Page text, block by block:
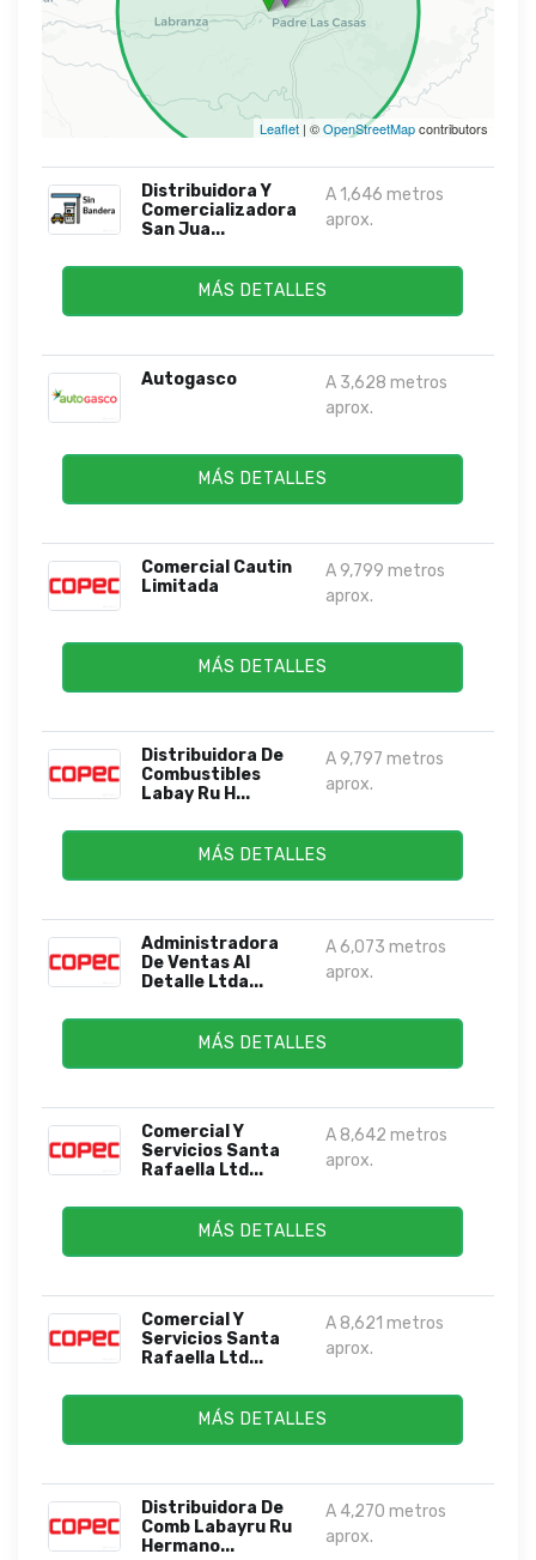
Leaflet | ©OpenStreetMapcontributors
Distribuidora Y
Comercializadora
San Jua...
A 1,646 metros
aprox.
MÁS DETALLES
Autogasco
A 3,628 metros
aprox.
MÁS DETALLES
Comercial Cautin
Limitada
A 9,799 metros
aprox.
MÁS DETALLES
Distribuidora De
Combustibles
Labay Ru H...
A 9,797 metros
aprox.
MÁS DETALLES
Administradora
De Ventas Al
Detalle Ltda...
A 6,073 metros
aprox.
MÁS DETALLES
Comercial Y
Servicios Santa
Rafaella Ltd...
A 8,642 metros
aprox.
MÁS DETALLES
Comercial Y
Servicios Santa
Rafaella Ltd...
A 8,621 metros
aprox.
MÁS DETALLES
Distribuidora De
Comb Labayru Ru
Hermano...
A 4,270 metros
aprox.